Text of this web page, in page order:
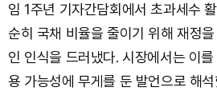
임 1주년 기자간담회에서 초과세수
순히 국채 비율을 줄이기 위해 재정
인 인식을 드러냈다. 시장에서는 이
용 가능성에 무게를 둔 발언으로 해